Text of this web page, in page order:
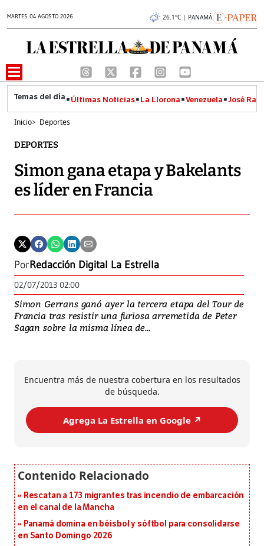
MARTES 04 AGOSTO 2026 26.1°C | PANAMÁ
Últimas Noticias La Llorona Venezuela José
Inicio> Deportes
DEPORTES
Simon gana etapa y Bakelants
es líder en Francia
PorRedacción Digital La Estrella
02/07/2013 02:00
Simon Gerrans ganó ayer la tercera etapa del Tour de
Francia tras resistir una furiosa arremetida de Peter
Sagan sobre la misma línea de...
Encuentra más de nuestra cobertura en los resultados
de búsqueda.
Agrega La Estrella en Google ↗️
Rescatan a 173 migrantes tras incendio de embarcación
en el canal de la Mancha
Panamá domina en béisbol y sóftbol para consolidarse
en Santo Domingo 2026